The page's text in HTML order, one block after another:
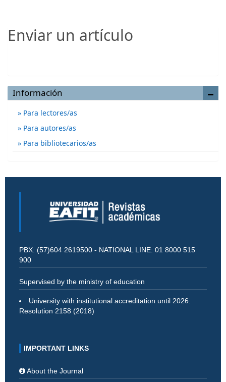
Enviar un artículo
Información
Para lectores/as
Para autores/as
Para bibliotecarios/as
PBX: (57)604 2619500 - NATIONAL LINE: 01 8000 515
900
Supervised by the ministry of education
University with institutional accreditation until 2026.
Resolution 2158 (2018)
IMPORTANT LINKS
About the Journal